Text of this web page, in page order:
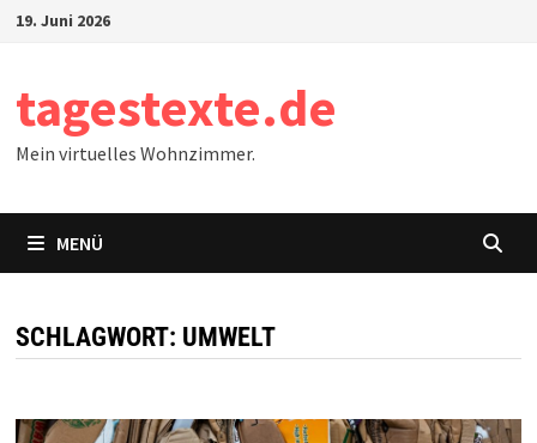
Zum19. Juni 2026
tagestexte.de
Mein virtuelles Wohnzimmer.
MENÜ
SCHLAGWORT: UMWELT